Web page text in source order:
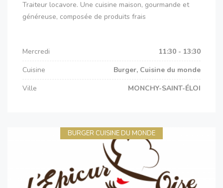
Traiteur locavore. Une cuisine maison, gourmande et
généreuse, composée de produits frais
Mercredi
11:30 - 13:30
Cuisine
Burger, Cuisine du monde
Ville
MONCHY-SAINT-ÉLOI
BURGER CUISINE DU MONDE